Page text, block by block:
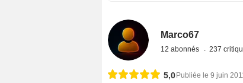
Marco67
12 abonnés 237
5,0 Publiée le 9 juin